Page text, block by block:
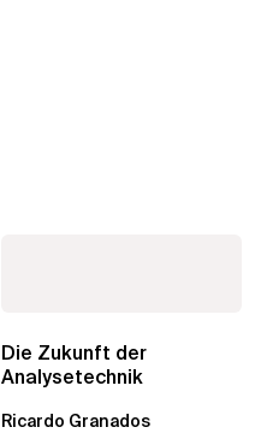
Die Zukunft der
Analysetechnik
Ricardo Granados